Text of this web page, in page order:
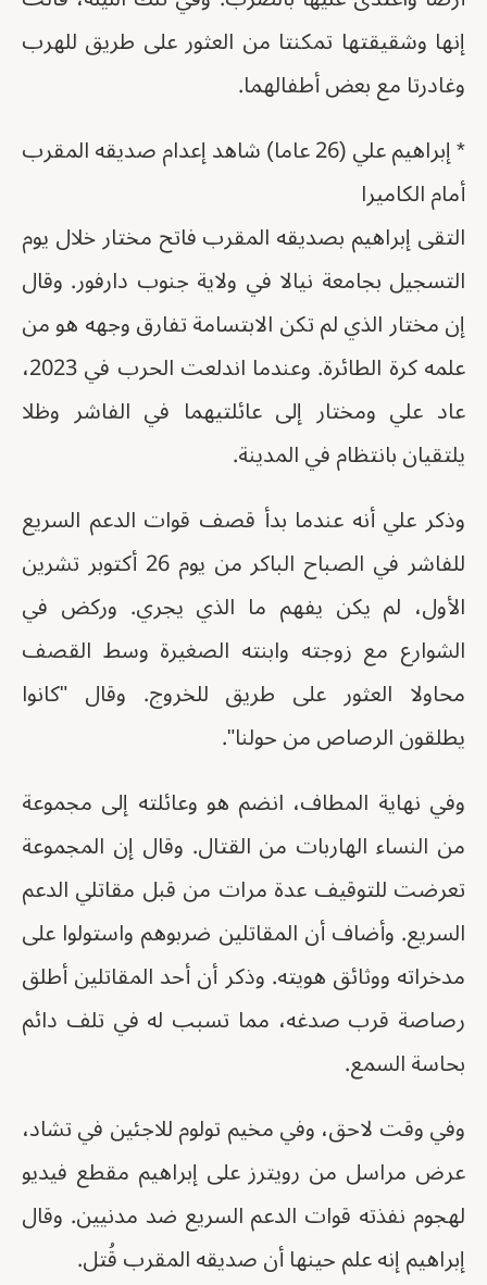
إنها وشقيقتها تمكنتا من العثور على طريق للهرب
وغادرتا مع بعض أطفالهما.
* إبراهيم علي (26 عاما) شاهد إعدام صديقه المقرب
أمام الكاميرا
التقى إبراهيم بصديقه المقرب فاتح مختار خلال يوم
التسجيل بجامعة نيالا في ولاية جنوب دارفور. وقال
إن مختار الذي لم تكن الابتسامة تفارق وجهه هو من
علمه كرة الطائرة. وعندما اندلعت الحرب في 2023،
عاد علي ومختار إلى عائلتيهما في الفاشر وظلا
يلتقيان بانتظام في المدينة.
وذكر علي أنه عندما بدأ قصف قوات الدعم السريع
للفاشر في الصباح الباكر من يوم 26 أكتوبر تشرين
الأول، لم يكن يفهم ما الذي يجري. وركض في
الشوارع مع زوجته وابنته الصغيرة وسط القصف
محاولا العثور على طريق للخروج. وقال "كانوا
يطلقون الرصاص من حولنا".
وفي نهاية المطاف، انضم هو وعائلته إلى مجموعة
من النساء الهاربات من القتال. وقال إن المجموعة
تعرضت للتوقيف عدة مرات من قبل مقاتلي الدعم
السريع. ⁠وأضاف أن المقاتلين ضربوهم واستولوا على
مدخراته ووثائق هويته. وذكر أن أحد المقاتلين أطلق
رصاصة قرب صدغه، مما تسبب له في تلف دائم
بحاسة السمع.
وفي وقت لاحق، وفي مخيم تولوم للاجئين في تشاد،
عرض مراسل من رويترز على إبراهيم مقطع فيديو
لهجوم نفذته قوات الدعم السريع ضد مدنيين. وقال
إبراهيم إنه علم حينها أن صديقه المقرب قُتل.